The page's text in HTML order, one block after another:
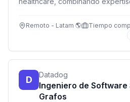
impacto.
Remoto - Latam 🌎
Tiempo
D Datadog
Ingeniero de
Grafos